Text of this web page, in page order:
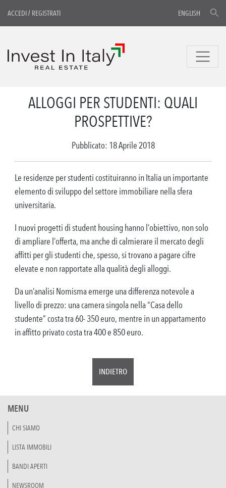
ACCEDI/ REGISTRATI ENGLISH
ALLOGGI PER STUDENTI: QUALI
PROSPETTIVE?
Pubblicato: 18 Aprile 2018
Le residenze per studenti costituiranno in Italia un importante
elemento di sviluppo del settore immobiliare nella sfera
universitaria.
I nuovi progetti di student housing hanno l’obiettivo, non solo
di ampliare l’offerta, ma anche di calmierare il mercato degli
affitti per gli studenti che, spesso, si trovano a pagare cifre
elevate e non rapportate alla qualità degli alloggi.
Da un’analisi Nomisma emerge una differenza notevole a
livello di prezzo: una camera singola nella “Casa dello
studente” costa tra 60- 350 euro, mentre in un appartamento
in affitto privato costa tra 400 e 850 euro.
INDIETRO
MENU
CHI SIAMO
LISTA IMMOBILI
BANDI APERTI
NEWSROOM